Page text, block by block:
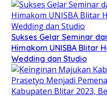
Sukses Gelar Seminar
Himakom UNISBA Blitar
Wedding dan Studio